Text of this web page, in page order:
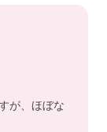
が、ほぼな